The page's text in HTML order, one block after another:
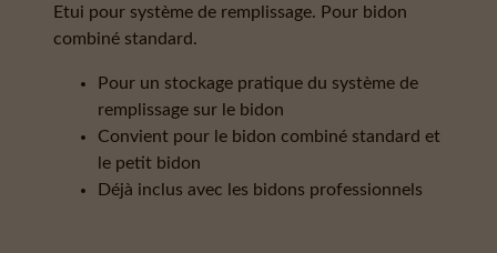
Etui pour système de remplissage. Pour bidon
combiné standard.
Pour un stockage pratique du système de
remplissage sur le bidon
Convient pour le bidon combiné standard et
le petit bidon
Déjà inclus avec les bidons professionnels